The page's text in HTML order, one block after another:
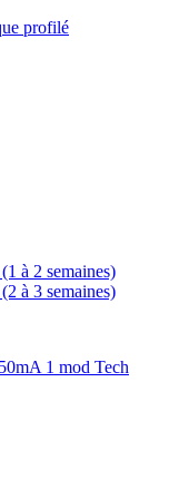
à 2 semaines)
à 3 semaines)